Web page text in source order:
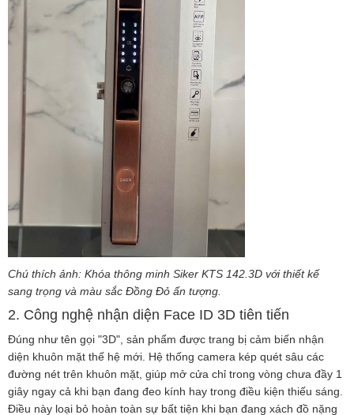
Chú thích ảnh: Khóa thông minh Siker KTS 142.3D với thiết kế
sang trọng và màu sắc Đồng Đỏ ấn tượng.
2. Công nghệ nhận diện Face ID 3D tiên tiến
Đúng như tên gọi "3D", sản phẩm được trang bị cảm biến nhận
diện khuôn mặt thế hệ mới. Hệ thống camera kép quét sâu các
đường nét trên khuôn mặt, giúp mở cửa chỉ trong vòng chưa đầy 1
giây ngay cả khi bạn đang đeo kính hay trong điều kiện thiếu sáng.
Điều này loại bỏ hoàn toàn sự bất tiện khi bạn đang xách đồ nặng